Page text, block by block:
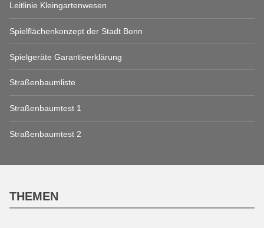
Leitlinie Kleingartenwesen
Spielflächenkonzept der Stadt Bonn
Spielgeräte Garantieerklärung
Straßenbaumliste
Straßenbaumtest 1
Straßenbaumtest 2
THEMEN